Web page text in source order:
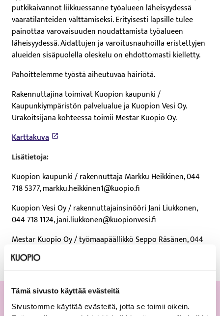
Tämä sivusto käyttää evästeitä
Sivustomme käyttää evästeitä, jotta se toimii oikein.
putkikaivannot liikkuessanne työalueen läheisyydessä
vaaratilanteiden välttämiseksi. Erityisesti lapsille tulee
painottaa varovaisuuden noudattamista työalueen
läheisyydessä. Aidattujen ja varoitusnauhoilla eristettyjen
alueiden sisäpuolella oleskelu on ehdottomasti kielletty.
Pahoittelemme työstä aiheutuvaa häiriötä.
Rakennuttajina toimivat Kuopion kaupunki /
Kaupunkiympäristön palvelualue ja Kuopion Vesi Oy.
Urakoitsijana kohteessa toimii Mestar Kuopio Oy.
Karttakuva
Lisätietoja:
Kuopion kaupunki / rakennuttaja Markku Heikkinen, 044
718 5377, markku.heikkinen1@kuopio.fi
Kuopion Vesi Oy / rakennuttajainsinööri Jani Liukkonen,
044 718 1124, jani.liukkonen@kuopionvesi.fi
Mestar Kuopio Oy / työmaapäällikkö Seppo Räsänen, 044
446 5348, seppo.rasanen@mestar.fi